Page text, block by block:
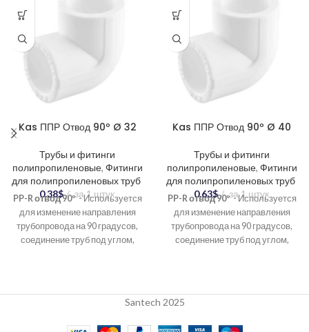
Kas ППР Отвод 90º Ø 32
Трубы и фитинги
полипропиленовые, Фитинги
для полипропиленовых труб
0.38$ за 1 штук
PP-R отвод 90º- Используется
для изменение направления
трубопровода на 90 градусов,
соединение труб под углом,
Kas ППР Отвод 90º Ø 40
Трубы и фитинги
полипропиленовые, Фитинги
для полипропиленовых труб
0.63$ за 1 штук
PP-R отвод 90º- Используется
для изменение направления
трубопровода на 90 градусов,
соединение труб под углом,
Santech 2025